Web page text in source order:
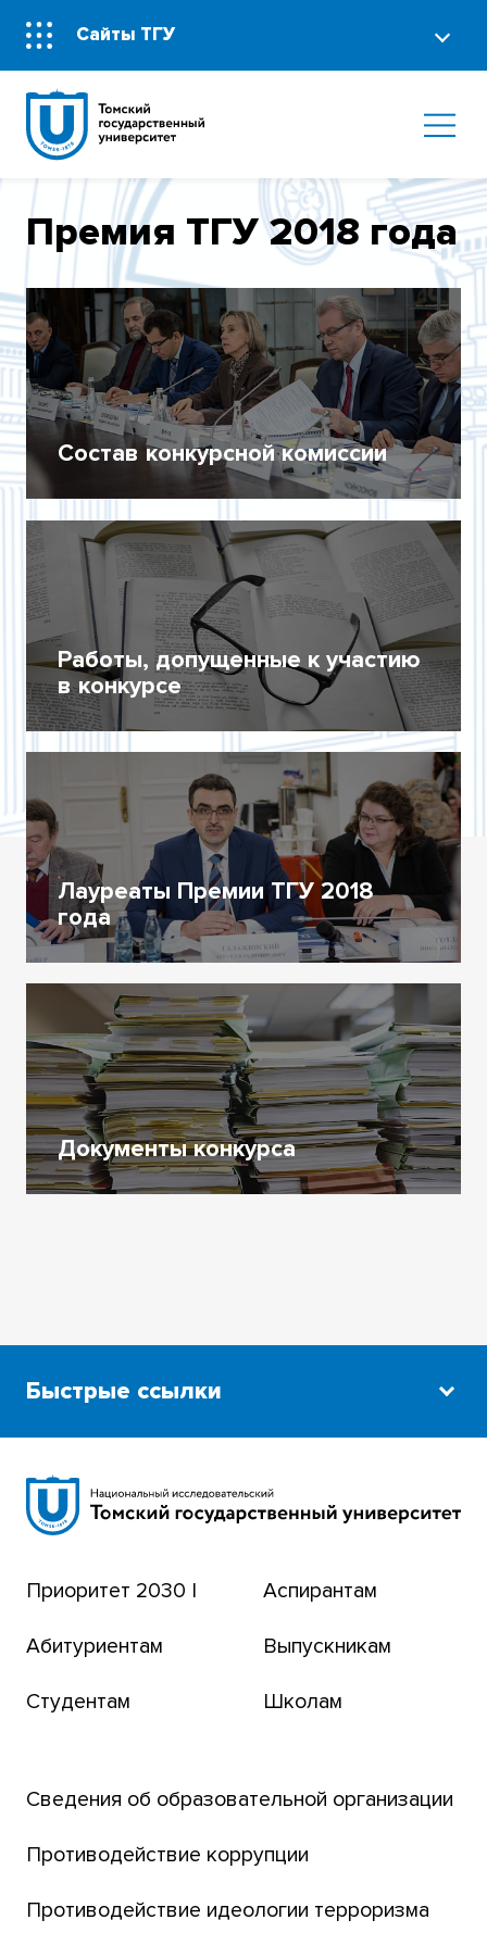
Сайты ТГУ
Премия ТГУ 2018 года
Состав конкурсной комиссии
Работы, допущенные к участию
в конкурсе
Лауреаты Премии ТГУ 2018
года
Документы конкурса
Быстрые ссылки
Сибирский ботанический сад
Томский региональный центр коллективного
Транссибирский научный путь
Парк социогуманитарных технологий ТГУ
Английский для всех
ТГУ
Приоритет 2030 |
Абитуриентам
Студентам
Аспирантам
Выпускникам
Школам
Сведения об образовательной организации
Противодействие коррупции
Противодействие идеологии терроризма